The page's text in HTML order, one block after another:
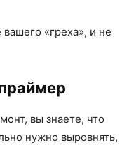
«греха», и не
вы знаете, что
нужно выровнять,